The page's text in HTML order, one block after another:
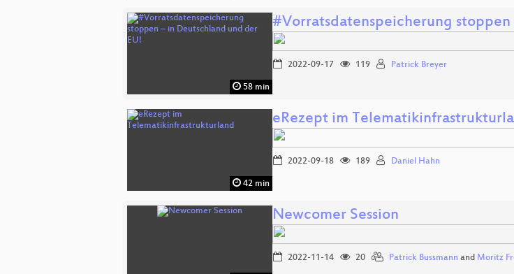
58 min
#Vorratsdatenspeicherung
2022-09-17 119 Patrick Breyer
42 min
eRezept im
2022-09-18 189 Daniel Hahn
Newcomer Session
2022-11-14 20 Patrick Bussmann and Moritz